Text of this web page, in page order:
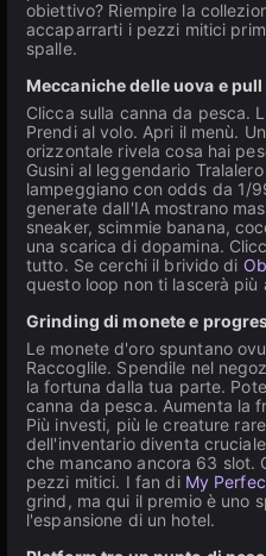
obiettivo? Riempire la
accaparrarti i pezzi mitici
spalle.
Meccaniche delle uova e pull
Clicca sulla canna da pesca.
Prendi al volo. Apri il menù.
orizzontale rivela cosa hai
Gusini al leggendario
lampeggiano con odds da 1/
generate dall'IA mostrano
sneaker, scimmie banana,
una scarica di dopamina.
tutto. Se cerchi il brivido di
questo loop non ti lascerà più
Grinding di monete e
Le monete d'oro spuntano
Raccoglile. Spendile nel
la fortuna dalla tua parte.
canna da pesca. Aumenta la
Più investi, più le creature
dell'inventario diventa
che mancano ancora 63 slot.
pezzi mitici. I fan di My
grind, ma qui il premio è uno
l'espansione di un hotel.